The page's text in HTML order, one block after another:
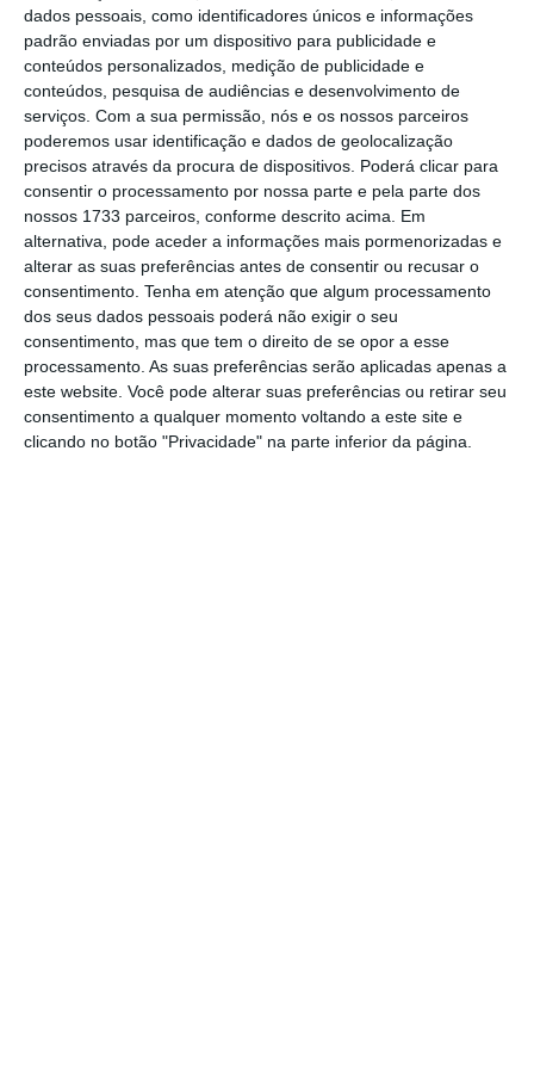
dados pessoais, como identificadores únicos e informações
padrão enviadas por um dispositivo para publicidade e
conteúdos personalizados, medição de publicidade e
conteúdos, pesquisa de audiências e desenvolvimento de
serviços. Com a sua permissão, nós e os nossos parceiros
poderemos usar identificação e dados de geolocalização
precisos através da procura de dispositivos. Poderá clicar para
consentir o processamento por nossa parte e pela parte dos
nossos 1733 parceiros, conforme descrito acima. Em
alternativa, pode aceder a informações mais pormenorizadas e
alterar as suas preferências antes de consentir ou recusar o
consentimento. Tenha em atenção que algum processamento
dos seus dados pessoais poderá não exigir o seu
consentimento, mas que tem o direito de se opor a esse
processamento. As suas preferências serão aplicadas apenas a
este website. Você pode alterar suas preferências ou retirar seu
consentimento a qualquer momento voltando a este site e
clicando no botão "Privacidade" na parte inferior da página.
de entrega não confirmem a declaração
automática de IRS nem entreguem a
declaração nos termos gerais verão, no final
desse prazo, a declaração automática
provisória tornar-se definitiva e ser
considerada como a declaração entregue
para todos os efeitos legais. Isto significa que
estes contribuintes não estão obrigados a
efetuar quaisquer procedimentos, seja de
confirmação da declaração automática, seja
de entrega da declaração nos termos gerais.
Finanças admitem reduzir prazos dos reembolsos